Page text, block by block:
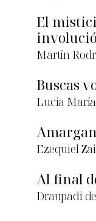
El
Martín
Buscas
Lucía María
Ezequiel
Al final
Draupadí